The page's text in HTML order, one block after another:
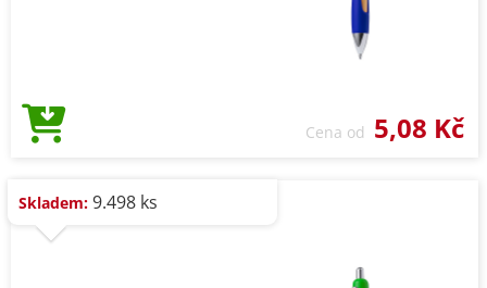
Cena od 5,08 Kč
Skladem: 9.498 ks